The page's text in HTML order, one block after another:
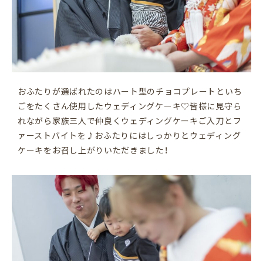
おふたりが選ばれたのはハート型のチョコプレートといち
ごをたくさん使用したウェディングケーキ♡皆様に見守ら
れながら家族三人で仲良くウェディングケーキご入刀とフ
ァーストバイトを♪おふたりにはしっかりとウェディング
ケーキをお召し上がりいただきました！